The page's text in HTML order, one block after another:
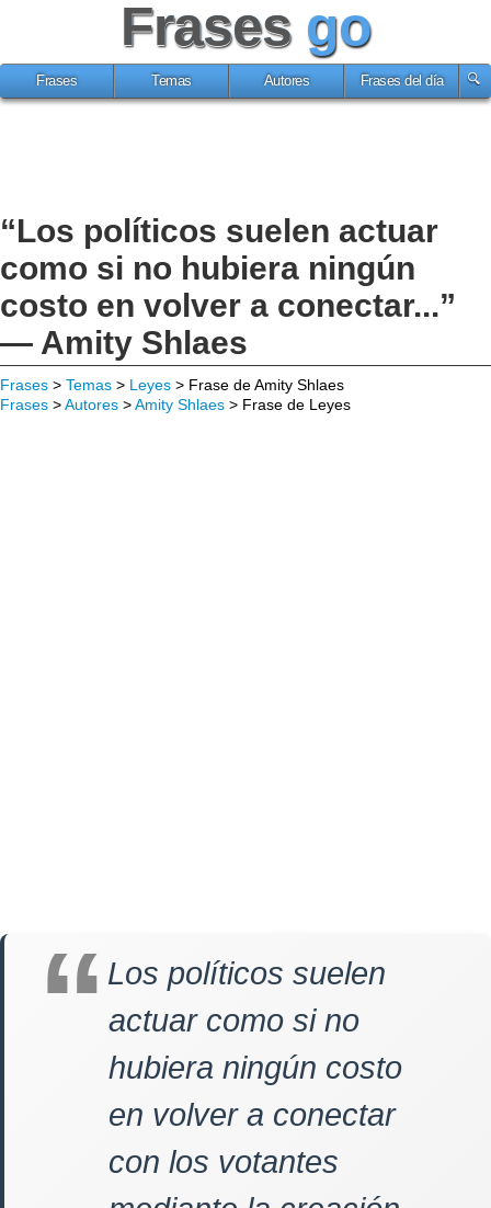
Frases go
Frases Temas Autores Frases del día
“Los políticos suelen actuar
como si no hubiera ningún
costo en volver a conectar...”
— Amity Shlaes
Frases > Temas > Leyes > Frase de Amity Shlaes
Frases >Autores >Amity Shlaes > Frase de Leyes
Los políticos suelen
actuar como si no
hubiera ningún costo
en volver a conectar
con los votantes